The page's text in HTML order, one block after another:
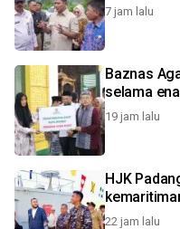
7 jam lalu
Baznas
selama
19 jam lalu
HJK
22 jam lalu